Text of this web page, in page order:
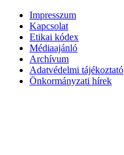
Impresszum
Kapcsolat
Etikai kódex
Médiaajánló
Archívum
Adatvédelmi tájékoztató
Önkormányzati hírek